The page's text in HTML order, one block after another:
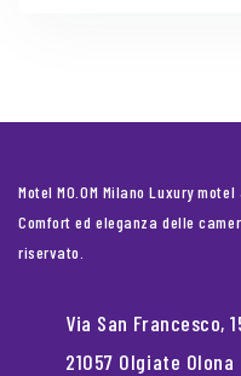
Motel MO.OM Milano Luxury
Comfort ed eleganza delle
riservato.
Via San Francesco,
21057 Olgiate